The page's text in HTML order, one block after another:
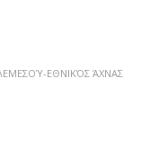
ΕΘΝΙΚΌΣ ΆΧΝΑΣ